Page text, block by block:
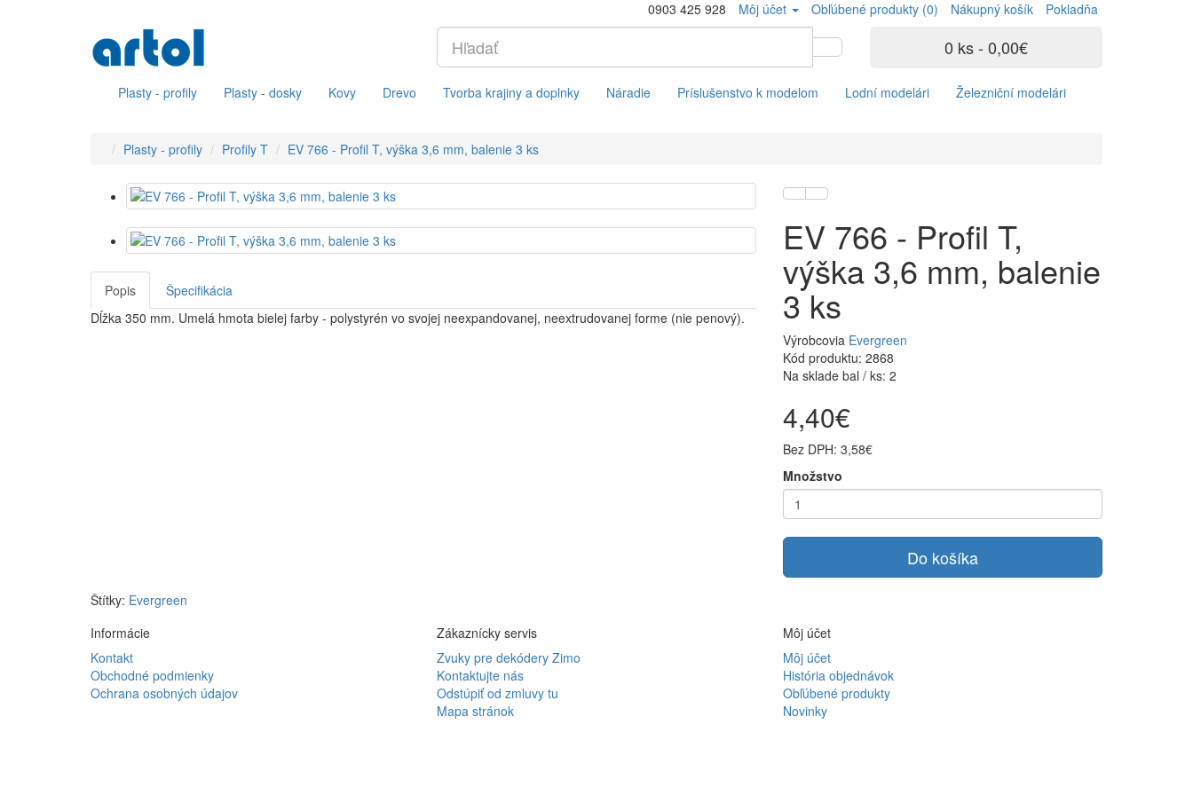
0903 425 928 Môj účet Obľúbené produkty (0) Nákupný košík Pokladňa
0 ks - 0,00€
Plasty - profily Plasty - dosky Kovy Drevo Tvorba krajiny a doplnky Náradie Príslušenstvo k modelom Lodní modelári Železniční modelári
Plasty - profily Profily T EV 766 - Profil T, výška 3,6 mm, balenie 3 ks
Popis
Špecifikácia
Dĺžka 350 mm. Umelá hmota bielej farby - polystyrén vo svojej neexpandovanej, neextrudovanej forme (nie penový).
EV 766 - Profil T,
výška 3,6 mm, balenie
3 ks
Výrobcovia Evergreen
Kód produktu: 2868
Na sklade bal / ks: 2
4,40€
Bez DPH: 3,58€
Množstvo
Do košíka
Štítky: Evergreen
Informácie
Kontakt
Obchodné podmienky
Ochrana osobných údajov
Zákaznícky servis
Zvuky pre dekódery Zimo
Kontaktujte nás
Odstúpiť od zmluvy tu
Mapa stránok
Môj účet
Môj účet
História objednávok
Obľúbené produkty
Novinky